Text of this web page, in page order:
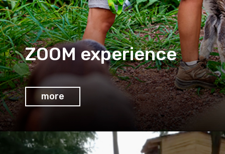
ZOOM experience
more